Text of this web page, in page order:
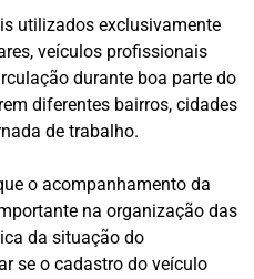
utilizados exclusivamente
veículos profissionais
durante boa parte do
diferentes bairros, cidades
de trabalho.
o acompanhamento da
na organização das
da situação do
se o cadastro do veículo